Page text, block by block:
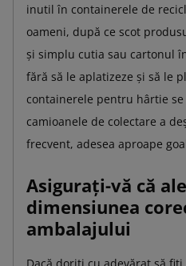
inutil în containerele de
oameni, după ce scot
și simplu cutia sau cartonul
fără să le aplatizeze și să le
containerele pentru hârtie
camioanele de colectare a
frecvent, adesea aproape
Asigurați-vă că
dimensiunea
ambalajului